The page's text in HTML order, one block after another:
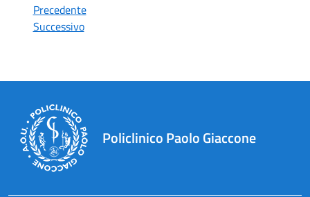
Precedente
Successivo
Policlinico Paolo Giaccone